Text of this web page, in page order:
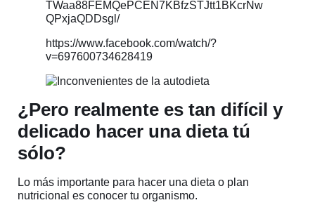
TWaa88FEMQePCEN7KBfzSTJtt1BKcrNw
QPxjaQDDsgl/
https://www.facebook.com/watch/?
v=697600734628419
¿Pero realmente es tan difícil y
delicado hacer una dieta tú
sólo?
Lo más importante para hacer una dieta o plan
nutricional es conocer tu organismo.